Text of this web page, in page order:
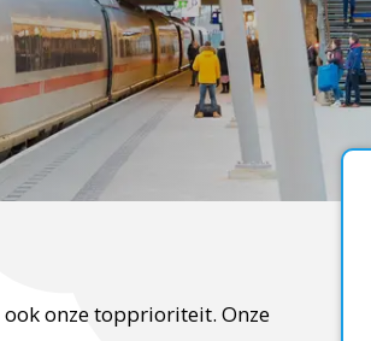
onze topprioriteit. Onze